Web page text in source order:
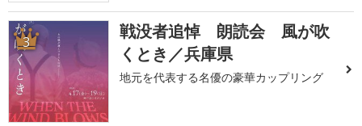
3
戦没者追悼 朗読会 風が吹
くとき／兵庫県
地元を代表する名優の豪華カップリング